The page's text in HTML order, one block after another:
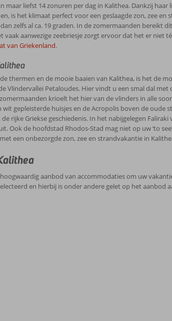
liefst 14 zonuren per dag in Kalithea. Dankzij haar
is het klimaat perfect voor een geslaagde zon, zee en
zelfs al ca. 19 graden. In de zomermaanden bereikt
aanwezige zeebriesje zorgt ervoor dat het er niet
van Griekenland.
thermen en de mooie baaien van Kalithea, is het de
Vlindervallei Petaloudes. Hier vindt u een smal dal
krioelt het hier van de vlinders in alle
gepleisterde huisjes en de Acropolis boven de oude
rijke Griekse geschiedenis. In het nabijgelegen
Ook de hoofdstad Rhodos-Stad mag niet op uw ‘to
een onbezorgde zon, zee en strandvakantie in
aanbod van accommodaties om uw
en hierbij is onder andere gelet op het aanbod